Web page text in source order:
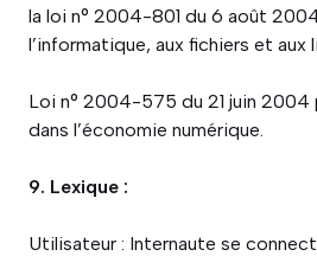
la loi n° 2004-801 du 6 août
l’informatique, aux fichiers et aux
Loi n° 2004-575 du 21 juin 2004
dans l’économie numérique.
9. Lexique :
Utilisateur : Internaute se